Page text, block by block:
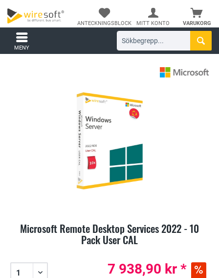
VARUKORG
ANTECKNINGSBLOCK MITT KONTO
MENY
Microsoft Remote Desktop Services 2022 - 10
Pack User CAL
7 938,90 kr *